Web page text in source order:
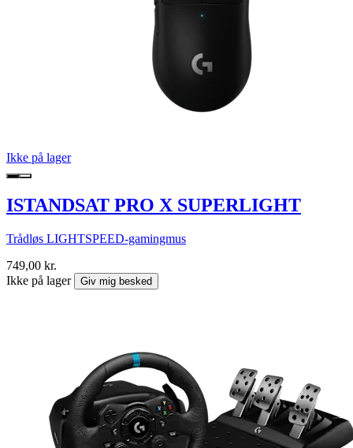
Ikke på lager
ISTANDSAT PRO X SUPERLIGHT
Trådløs LIGHTSPEED-gamingmus
749,00 kr.
Ikke på lager
Giv mig besked